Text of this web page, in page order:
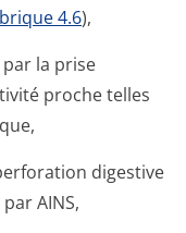
4.6),
la prise
proche telles
digestive
AINS,